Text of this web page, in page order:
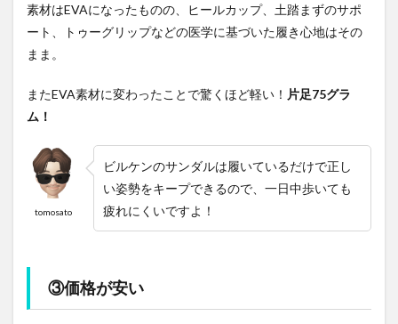
素材はEVAになったものの、ヒールカップ、土踏まずのサポ
ート、トゥーグリップなどの医学に基づいた履き心地はその
まま。
またEVA素材に変わったことで驚くほど軽い！ 片足75グラ
ム！
tomosato
ビルケンのサンダルは履いているだけで正し
い姿勢をキープできるので、一日中歩いても
疲れにくいですよ！
③価格が安い